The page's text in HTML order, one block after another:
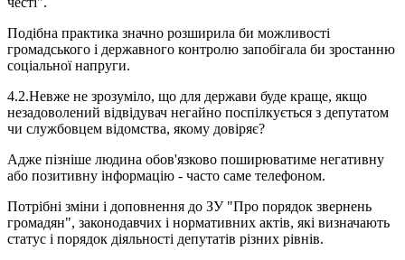
Подібна практика значно розширила би можливості
громадського і державного контролю запобігала би зростанню
соціальної напруги.
4.2.Невже не зрозуміло, що для держави буде краще, якщо
незадоволений відвідувач негайно поспілкується з депутатом
чи службовцем відомства, якому довіряє?
Адже пізніше людина обов'язково поширюватиме негативну
або позитивну інформацію - часто саме телефоном.
Потрібні зміни і доповнення до ЗУ "Про порядок звернень
громадян", законодавчих і нормативних актів, які визначають
статус і порядок діяльності депутатів різних рівнів.